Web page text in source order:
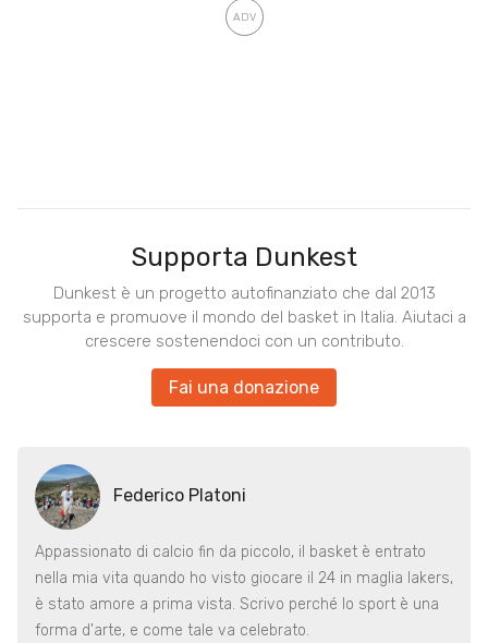
Supporta Dunkest
Dunkest è un progetto autofinanziato che dal 2013
supporta e promuove il mondo del basket in Italia. Aiutaci a
crescere sostenendoci con un contributo.
Fai una donazione
Federico Platoni
Appassionato di calcio fin da piccolo, il basket è entrato
nella mia vita quando ho visto giocare il 24 in maglia lakers,
è stato amore a prima vista. Scrivo perché lo sport è una
forma d'arte, e come tale va celebrato.